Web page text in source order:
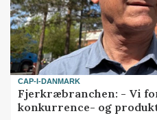
CAP-I-DANMARK
Fjerkræbranchen: - Vi
konkurrence- og